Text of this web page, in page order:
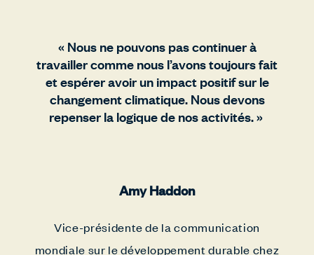
« Nous ne pouvons pas continuer à
travailler comme nous l’avons toujours fait
et espérer avoir un impact positif sur le
changement climatique. Nous devons
repenser la logique de nos activités. »
Amy Haddon
Vice-présidente de la communication
mondiale sur le développement durable chez